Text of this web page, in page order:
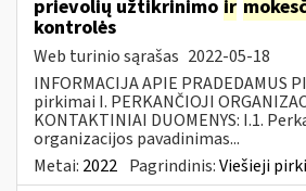
prievolių užtikrinimo ir
kontrolės
Web turinio sąrašas 2022-05-18
INFORMACIJA APIE PRADEDAMUS
pirkimai I. PERKANČIOJI
KONTAKTINIAI DUOMENYS: I.1.
organizacijos pavadinimas...
Metai: 2022 Pagrindinis:Viešieji